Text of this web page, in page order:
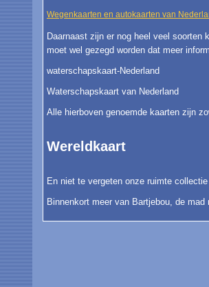
Wegenkaarten en autokaarten van
Daarnaast zijn er nog heel veel soorten
moet wel gezegd worden dat meer
waterschapskaart-Nederland
Waterschapskaart van Nederland
Alle hierboven genoemde kaarten zijn
Wereldkaart
En niet te vergeten onze ruimte
Binnenkort meer van Bartjebou, de mad